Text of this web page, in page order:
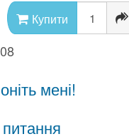
Купити
мені!